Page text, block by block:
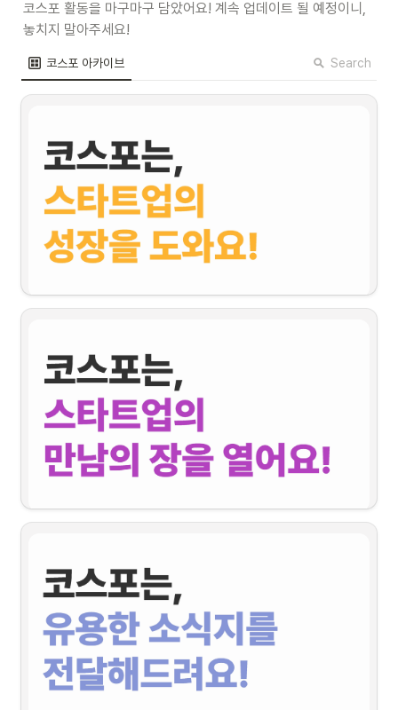
코스포 활동을 마구마구 담았어요! 계속 업데이트 될 예정이니,
놓치지 말아주세요!
코스포 아카이브 Search
성장발전분과 활동의 일환으로 창업가들의 성장을 지원합니다. 스타트업의 성장을 위
한 인사이트가 가득 담긴 강연을 공유합니다.